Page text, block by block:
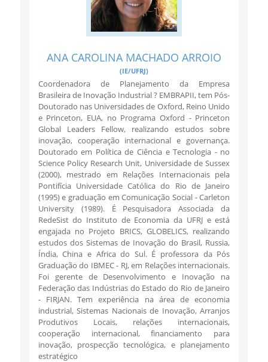
ANA CAROLINA MACHADO ARROIO
(IE/UFRJ)
Coordenadora de Planejamento da Empresa
Brasileira de Inovação Industrial ? EMBRAPII, tem Pós-
Doutorado nas Universidades de Oxford, Reino Unido
e Princeton, EUA, no Programa Oxford - Princeton
Global Leaders Fellow, realizando estudos sobre
inovação, cooperação internacional e governança.
Doutorado em Política de Ciência e Tecnologia - no
Science Policy Research Unit, Universidade de Sussex
(2000), mestrado em Relações Internacionais pela
Pontifícia Universidade Católica do Rio de Janeiro
(1995) e graduação em Comunicação Social - Carleton
University (1989). É Pesquisadora Associada da
RedeSist do Instituto de Economia da UFRJ e está
engajada no Projeto BRICS, GLOBELICS, realizando
estudos dos Sistemas de Inovação do Brasil, Russia,
Índia, China e Africa do Sul. É professora da Pós
Graduação do IBMEC - RJ, em Relações internacionais.
Foi gerente de Desenvolvimento e Inovação na
Federação das Indústrias do Estado do Rio de Janeiro
- FIRJAN. Tem experiência na área de economia
industrial, Sistemas Nacionais de Inovação, Arranjos
Produtivos Locais, relações internacionais,
cooperação internacional, financiamento para
inovação, prospecção tecnológica, e planejamento
estratégico